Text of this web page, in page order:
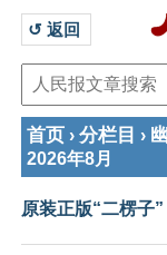
↺ 返回
首页 › 分栏目 ›
2026年8月
原装正版“二楞子”